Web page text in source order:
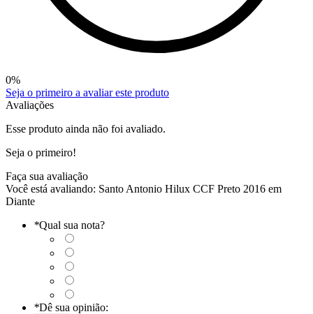
0%
Seja o primeiro a avaliar este produto
Avaliações
Esse produto ainda não foi avaliado.
Seja o primeiro!
Faça sua avaliação
Você está avaliando: Santo Antonio Hilux CCF Preto 2016 em
Diante
*Qual sua nota?
*Dê sua opinião: